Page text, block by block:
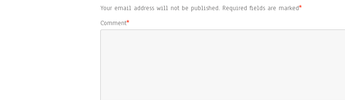
Your email address will not be published. Required fields are marked*
Comment*